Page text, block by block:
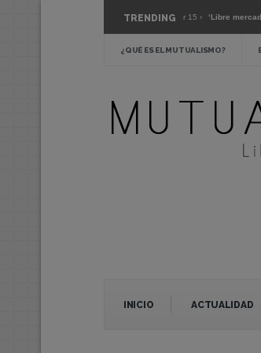
TRENDING
Mar 15 › ‘Libre mercado’ sobre la
¿QUÉ ES EL MUTUALISMO?
INICIO ACTUALIDAD